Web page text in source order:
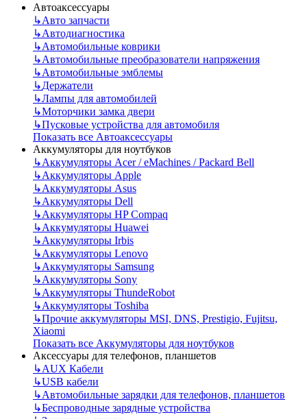
Автоаксессуары
↳Авто запчасти
↳Автодиагностика
↳Автомобильные коврики
↳Автомобильные преобразователи напряжения
↳Автомобильные эмблемы
↳Держатели
↳Лампы для автомобилей
↳Моторчики замка двери
↳Пусковые устройства для автомобиля
Показать все Автоаксессуары
Аккумуляторы для ноутбуков
↳Аккумуляторы Acer / eMachines / Packard Bell
↳Аккумуляторы Apple
↳Аккумуляторы Asus
↳Аккумуляторы Dell
↳Аккумуляторы HP Compaq
↳Аккумуляторы Huawei
↳Аккумуляторы Irbis
↳Аккумуляторы Lenovo
↳Аккумуляторы Samsung
↳Аккумуляторы Sony
↳Аккумуляторы ThundeRobot
↳Аккумуляторы Toshiba
↳Прочие аккумуляторы MSI, DNS, Prestigio, Fujitsu,
Xiaomi
Показать все Аккумуляторы для ноутбуков
Аксессуары для телефонов, планшетов
↳AUX Кабели
↳USB кабели
↳Автомобильные зарядки для телефонов, планшетов
↳Беспроводные зарядные устройства